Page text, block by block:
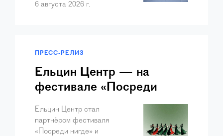
традиционно
летней площадке
6 августа 2026 г.
ПРЕСС-РЕЛИЗ
Ельцин Центр — на
фестивале «Посреди
нигде» в Малом Турыше
Ельцин Центр стал
партнёром фестиваля
«Посреди нигде» и